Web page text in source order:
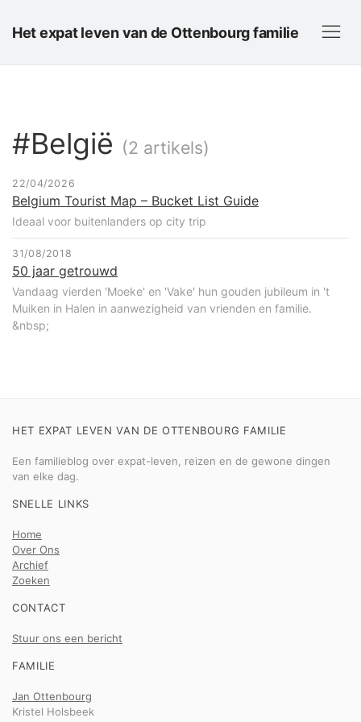
Het expat leven van de Ottenbourg familie
#België (2 artikels)
22/04/2026
Belgium Tourist Map – Bucket List Guide
Ideaal voor buitenlanders op city trip
31/08/2018
50 jaar getrouwd
Vandaag vierden 'Moeke' en 'Vake' hun gouden jubileum in 't
Muiken in Halen in aanwezigheid van vrienden en familie.
&nbsp;
HET EXPAT LEVEN VAN DE OTTENBOURG FAMILIE
Een familieblog over expat-leven, reizen en de gewone dingen
van elke dag.
SNELLE LINKS
Home
Over Ons
Archief
Zoeken
CONTACT
Stuur ons een bericht
FAMILIE
Jan Ottenbourg
Kristel Holsbeek